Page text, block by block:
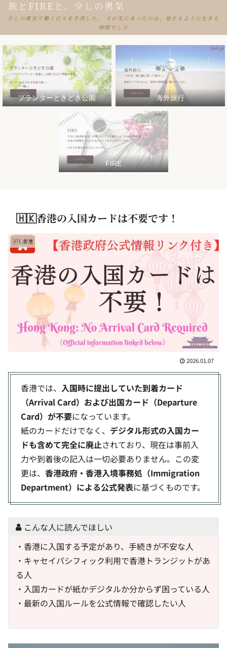
旅とFIREと、少しの勇気
少しの勇気で働く日々を手放した。 その先にあったのは、旅するように生きる
時間でした
プランターときどき公園 海外旅行
FIRE
🇭🇰香港の入国カードは不要です！
🇭🇰香港
2026.01.07
香港では、 入国時に提出していた到着カード
（Arrival Card）および出国カード（Departure
Card）が不要になっています。
紙のカードだけでなく、 デジタル形式の入国カー
ドも含めて完全に廃止されており、現在は事前入
力や到着後の記入は一切必要ありません。この変
更は、 香港政府・香港入境事務処（Immigration
Department）による公式発表に基づくものです。
こんな人に読んでほしい
・香港に入国する予定があり、手続きが不安な人
・キャセイパシフィック利用で香港トランジットがあ
る人
・入国カードが紙かデジタルか分からず困っている人
・最新の入国ルールを公式情報で確認したい人